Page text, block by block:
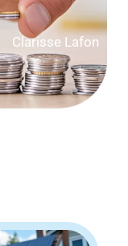
Clarisse Lafon